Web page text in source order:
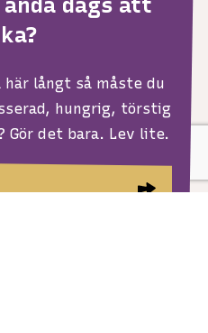
här långt så måste du
hungrig, törstig
Gör det bara. Lev lite.